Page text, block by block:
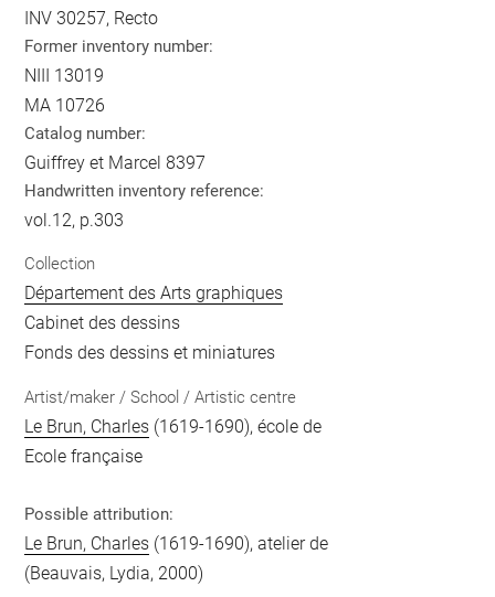
INV 30257, Recto
Former inventory number:
NIII 13019
MA 10726
Catalog number:
Guiffrey et Marcel 8397
Handwritten inventory reference:
vol.12, p.303
Collection
Département des Arts graphiques
Cabinet des dessins
Fonds des dessins et miniatures
Artist/maker / School / Artistic centre
Le Brun, Charles (1619-1690), école de
Ecole française
Possible attribution:
Le Brun, Charles (1619-1690), atelier de
(Beauvais, Lydia, 2000)